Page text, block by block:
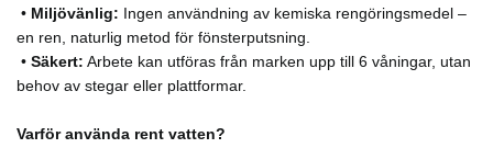
• Miljövänlig: Ingen användning av kemiska rengöringsmedel –
en ren, naturlig metod för fönsterputsning.
• Säkert: Arbete kan utföras från marken upp till 6 våningar, utan
behov av stegar eller plattformar.
Varför använda rent vatten?